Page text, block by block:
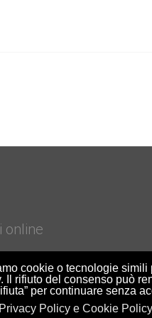
cookie o tecnologie
rifiuto del consenso può
per continuare senza
Privacy Policy e Cookie Policy
05
online
Copyright© ArchiRADAR -